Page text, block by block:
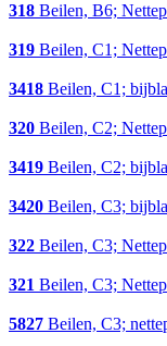
318 Beilen, B6;
319 Beilen, C1;
3418 Beilen, C1;
320 Beilen, C2;
3419 Beilen, C2;
3420 Beilen, C3;
322 Beilen, C3;
321 Beilen, C3;
5827 Beilen, C3;